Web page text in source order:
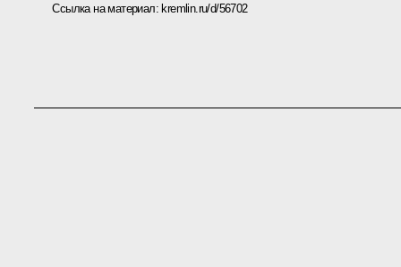
Ссылка на материал: kremlin.ru/d/56702